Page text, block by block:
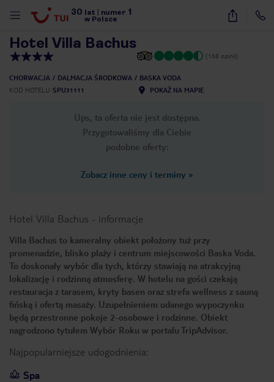
30 lat numer 1
w Polsce
17
Hotel Villa Bachus
(168 opinii)
CHORWACJA DALMACJA ŚRODKOWA
BASKA VODA
KOD HOTELU SPU31111 POKAŻ NA MAPIE
Ups, ta oferta nie jest dostępna.
Przygotowaliśmy dla Ciebie
podobne oferty:
Zobacz inne ceny i terminy »
Hotel Villa Bachus - informacje
Villa Bachus to kameralny obiekt położony tuż przy
promenadzie, blisko plaży i centrum miejscowości Baska Voda.
To doskonały wybór dla tych, którzy stawiają na atrakcyjną
lokalizację i rodzinną atmosferę. W hotelu na gości czekają
restauracja z tarasem, kryty basen oraz strefa wellness z sauną
fińską i ofertą masaży. Uzupełnieniem udanego wypoczynku
będą przestronne pokoje 2-osobowe i rodzinne. Obiekt
nagrodzono tytułem Wybór Roku w portalu TripAdvisor.
Najpopularniejsze udogodnienia:
Spa